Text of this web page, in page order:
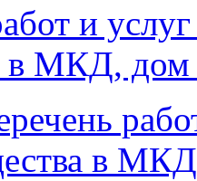
и
в МКД, дом
в